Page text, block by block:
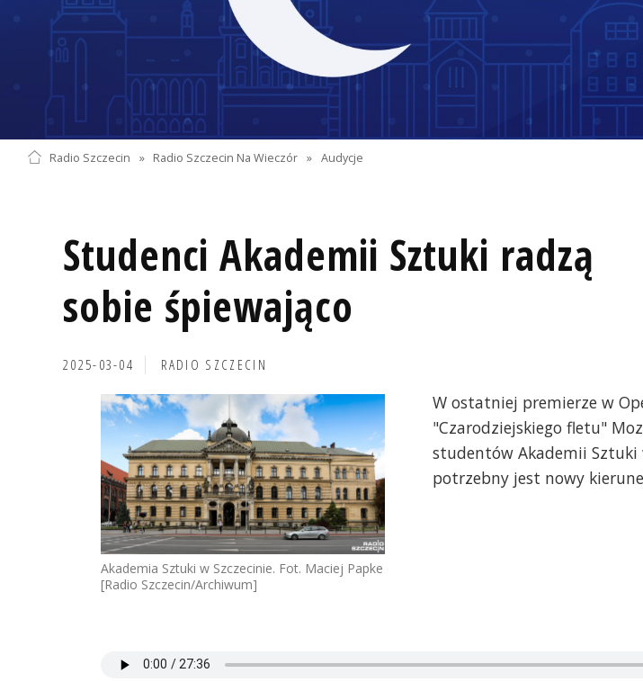
Radio Szczecin » Radio Szczecin Na Wieczór » Audycje
Studenci Akademii Sztuki radzą
sobie śpiewająco
2025-03-04 RADIO SZCZECIN
Akademia Sztuki w Szczecinie. Fot. Maciej Papke
[Radio Szczecin/Archiwum]
W ostatniej premierze w
"Czarodziejskiego fletu"
studentów Akademii Sztuki
potrzebny jest nowy